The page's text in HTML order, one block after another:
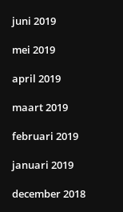
juni 2019
mei 2019
april 2019
maart 2019
februari 2019
januari 2019
december 2018